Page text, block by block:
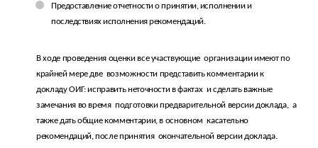
Предоставление отчетности о принятии, исполнении и
последствиях исполнения рекомендаций.
В ходе проведения оценки все участвующиеорганизации имеют по
крайней мере две возможности представить комментарии к
докладу ОИГ: исправить неточности в фактах и сделать важные
замечания во времяподготовки предварительной версии доклада, а
также дать общие комментарии, в основномкасательно
рекомендаций, после принятия окончательной версии доклада.